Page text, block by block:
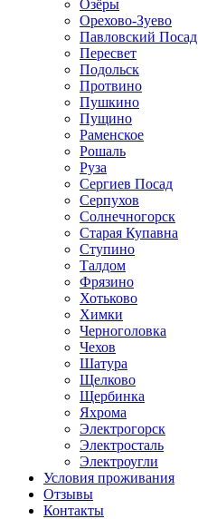
Озёры
Орехово-Зуево
Павловский Посад
Пересвет
Подольск
Протвино
Пушкино
Пущино
Раменское
Рошаль
Руза
Сергиев Посад
Серпухов
Солнечногорск
Старая Купавна
Ступино
Талдом
Фрязино
Хотьково
Химки
Черноголовка
Чехов
Шатура
Щелково
Щербинка
Яхрома
Электрогорск
Электросталь
Электроугли
Условия проживания
Отзывы
Контакты